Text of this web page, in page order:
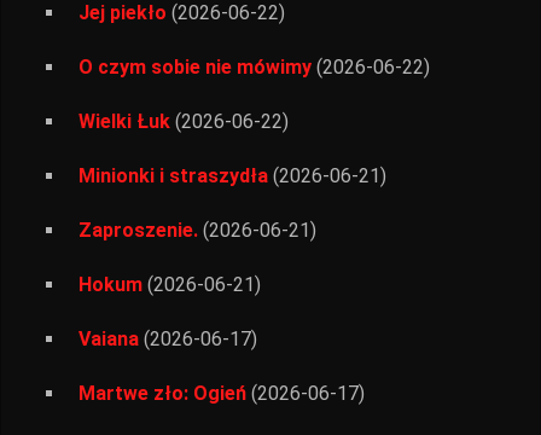
Jej piekło (2026-06-22)
O czym sobie nie mówimy (2026-06-22)
Wielki Łuk (2026-06-22)
Minionki i straszydła (2026-06-21)
Zaproszenie. (2026-06-21)
Hokum (2026-06-21)
Vaiana (2026-06-17)
Martwe zło: Ogień (2026-06-17)